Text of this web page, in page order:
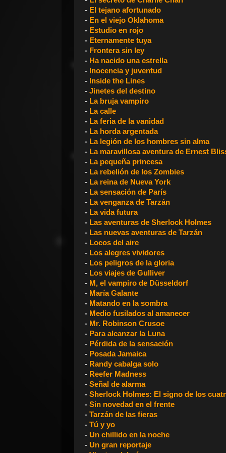
- El tejano afortunado
- En el viejo Oklahoma
- Estudio en rojo
- Eternamente tuya
- Frontera sin ley
- Ha nacido una estrella
- Inocencia y juventud
- Inside the Lines
- Jinetes del destino
- La bruja vampiro
- La calle
- La feria de la vanidad
- La horda argentada
- La legión de los hombres sin alma
- La maravillosa aventura de Ernest
- La pequeña princesa
- La rebelión de los Zombies
- La reina de Nueva York
- La sensación de París
- La venganza de Tarzán
- La vida futura
- Las aventuras de Sherlock Holmes
- Las nuevas aventuras de Tarzán
- Locos del aire
- Los alegres vividores
- Los peligros de la gloria
- Los viajes de Gulliver
- M, el vampiro de Düsseldorf
- María Galante
- Matando en la sombra
- Medio fusilados al amanecer
- Mr. Robinson Crusoe
- Para alcanzar la Luna
- Pérdida de la sensación
- Posada Jamaica
- Randy cabalga solo
- Reefer Madness
- Señal de alarma
- Sherlock Holmes: El signo de los
- Sin novedad en el frente
- Tarzán de las fieras
- Tú y yo
- Un chillido en la noche
- Un gran reportaje